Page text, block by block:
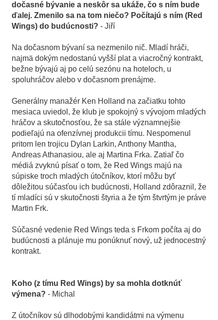
dočasné bývanie a neskôr sa ukáže, čo s ním bude
ďalej. Zmenilo sa na tom niečo? Počítajú s ním (Red
Wings) do budúcnosti? - Jiří
Na dočasnom bývaní sa nezmenilo nič. Mladí hráči,
najmä dokým nedostanú vyšší plat a viacročný kontrakt,
bežne bývajú aj po celú sezónu na hoteloch, u
spoluhráčov alebo v dočasnom prenájme.
Generálny manažér Ken Holland na začiatku tohto
mesiaca uviedol, že klub je spokojný s vývojom mladých
hráčov a skutočnosťou, že sa stále významnejšie
podieľajú na ofenzívnej produkcii tímu. Nespomenul
pritom len trojicu Dylan Larkin, Anthony Mantha,
Andreas Athanasiou, ale aj Martina Frka. Zatiaľ čo
médiá zvyknú písať o tom, že Red Wings majú na
súpiske troch mladých útočníkov, ktorí môžu byť
dôležitou súčasťou ich budúcnosti, Holland zdôraznil, že
tí mladíci sú v skutočnosti štyria a že tým štvrtým je práve
Martin Frk.
Súčasné vedenie Red Wings teda s Frkom počíta aj do
budúcnosti a plánuje mu ponúknuť nový, už jednocestný
kontrakt.
Koho (z tímu Red Wings) by sa mohla dotknúť
výmena? - Michal
Z útočníkov sú dlhodobými kandidátmi na výmenu